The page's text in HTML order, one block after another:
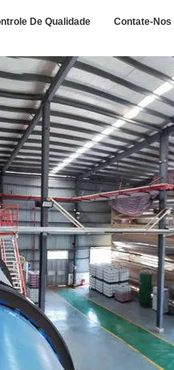
De Qualidade Contate-Nos